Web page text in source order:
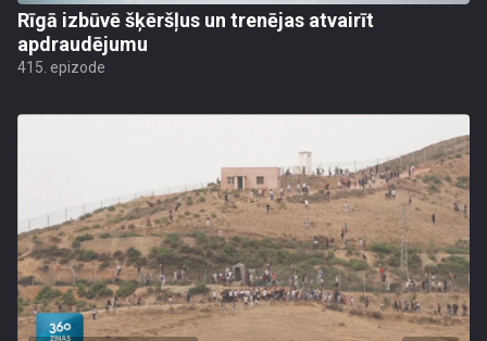
Rīgā izbūvē šķēršļus un trenējas atvairīt
apdraudējumu
415. epizode